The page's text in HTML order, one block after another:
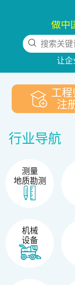
做中
搜索关键
让企
工程
注
行业导航
测量
地质勘测
机械
设备